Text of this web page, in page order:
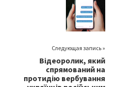
Следующая запись »
Відеоролик, який
спрямований на
протидію вербування